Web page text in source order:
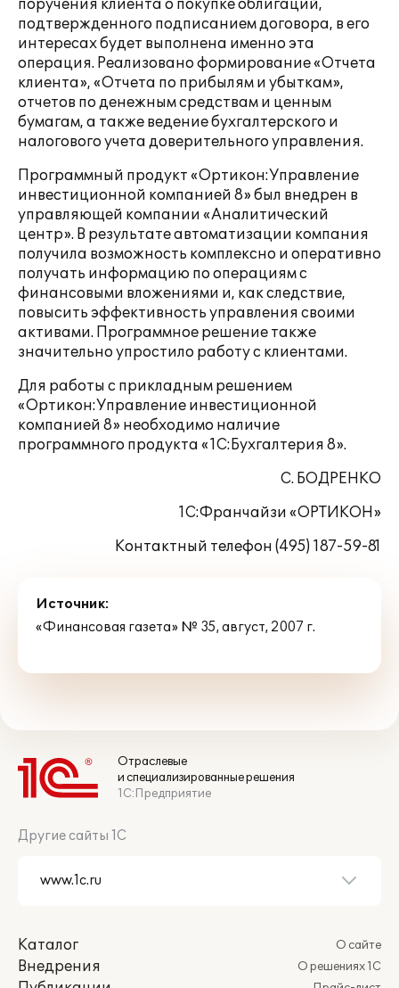
поручения клиента о покупке облигаций,
подтвержденного подписанием договора, в его
интересах будет выполнена именно эта
операция. Реализовано формирование «Отчета
клиента», «Отчета по прибылям и убыткам»,
отчетов по денежным средствам и ценным
бумагам, а также ведение бухгалтерского и
налогового учета доверительного управления.
Программный продукт «Ортикон:Управление
инвестиционной компанией 8» был внедрен в
управляющей компании «Аналитический
центр». В результате автоматизации компания
получила возможность комплексно и оперативно
получать информацию по операциям с
финансовыми вложениями и, как следствие,
повысить эффективность управления своими
активами. Программное решение также
значительно упростило работу с клиентами.
Для работы с прикладным решением
«Ортикон:Управление инвестиционной
компанией 8» необходимо наличие
программного продукта «1С:Бухгалтерия 8».
С. БОДРЕНКО
1С:Франчайзи «ОРТИКОН»
Контактный телефон (495) 187-59-81
Источник:
«Финансовая газета» № 35, август, 2007 г.
Отраслевые
и специализированные решения
1С:Предприятие
Другие сайты 1С
Каталог
Внедрения
О сайте
О решениях 1С